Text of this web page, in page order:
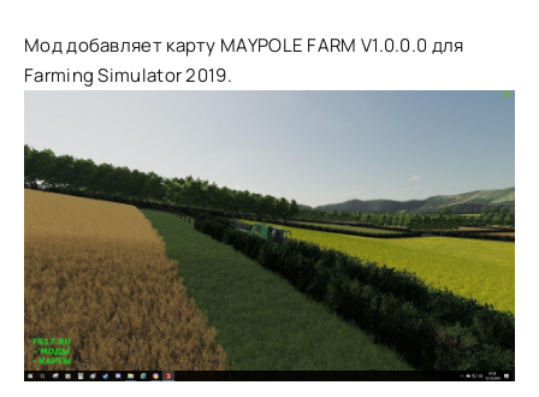
Мод добавляет карту MAYPOLE FARM V1.0.0.0 для
Farming Simulator 2019.